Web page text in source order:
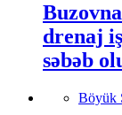
drenaj
səbəb
Böyük